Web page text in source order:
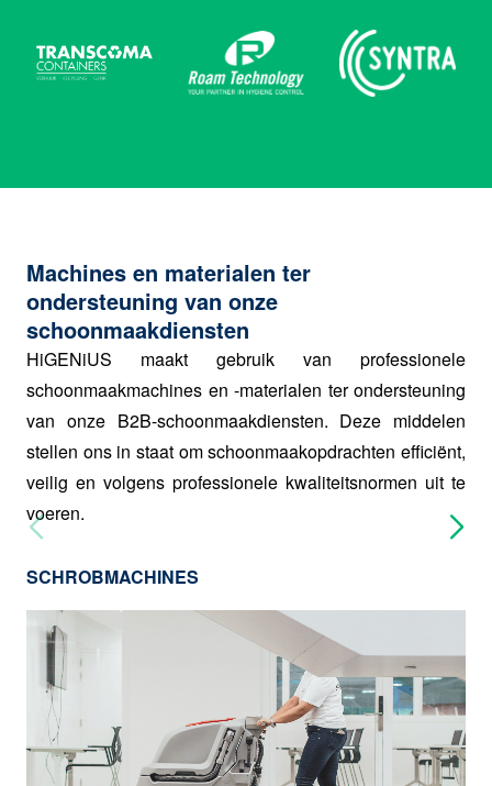
Machines en materialen ter
ondersteuning van onze
schoonmaakdiensten
HiGENiUS maakt gebruik van professionele
schoonmaakmachines en -materialen ter ondersteuning
van onze B2B-schoonmaakdiensten. Deze middelen
stellen ons in staat om schoonmaakopdrachten efficiënt,
veilig en volgens professionele kwaliteitsnormen uit te
voeren.
SCHROBMACHINES